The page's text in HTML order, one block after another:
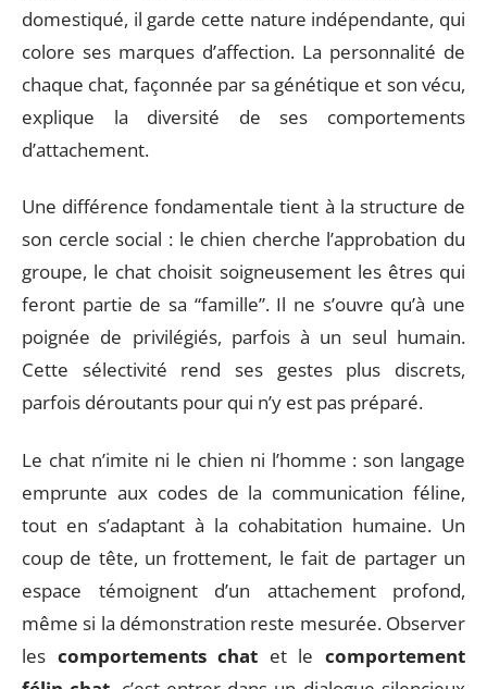
domestiqué, il garde cette nature indépendante, qui
colore ses marques d’affection. La personnalité de
chaque chat, façonnée par sa génétique et son vécu,
explique la diversité de ses comportements
d’attachement.
Une différence fondamentale tient à la structure de
son cercle social : le chien cherche l’approbation du
groupe, le chat choisit soigneusement les êtres qui
feront partie de sa “famille”. Il ne s’ouvre qu’à une
poignée de privilégiés, parfois à un seul humain.
Cette sélectivité rend ses gestes plus discrets,
parfois déroutants pour qui n’y est pas préparé.
Le chat n’imite ni le chien ni l’homme : son langage
emprunte aux codes de la communication féline,
tout en s’adaptant à la cohabitation humaine. Un
coup de tête, un frottement, le fait de partager un
espace témoignent d’un attachement profond,
même si la démonstration reste mesurée. Observer
les comportements chat et lecomportement